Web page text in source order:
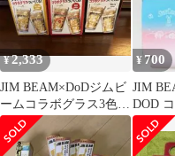
¥2,333
JIM BEAM×DoDジムビ
ームコラボグラス3色セ
ット
¥ 700
JIM
DOD
ー 全4